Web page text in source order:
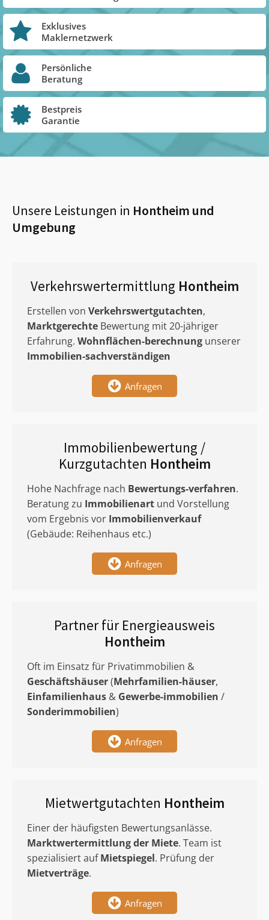
Exklusives
Maklernetzwerk
Persönliche
Beratung
Bestpreis
Garantie
Unsere Leistungen in Hontheim und
Umgebung
Verkehrswertermittlung Hontheim
Erstellen von Verkehrswertgutachten,
Marktgerechte Bewertung mit 20-jähriger
Erfahrung. Wohnflächen-berechnung unserer
Immobilien-sachverständigen
Anfragen
Immobilienbewertung /
Kurzgutachten Hontheim
Hohe Nachfrage nach Bewertungs-verfahren.
Beratung zu Immobilienart und Vorstellung
vom Ergebnis vor Immobilienverkauf
(Gebäude: Reihenhaus etc.)
Anfragen
Partner für Energieausweis
Hontheim
Oft im Einsatz für Privatimmobilien &
Geschäftshäuser(Mehrfamilien-häuser,
Einfamilienhaus & Gewerbe-immobilien /
Sonderimmobilien)
Anfragen
Mietwertgutachten Hontheim
Einer der häufigsten Bewertungsanlässe.
Marktwertermittlungder Miete. Team ist
spezialisiert aufMietspiegel. Prüfung der
Mietverträge.
Anfragen